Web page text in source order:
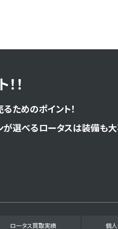
！
ためのポイント！
が選べるロータスは装備も
ロータス買取実績 個